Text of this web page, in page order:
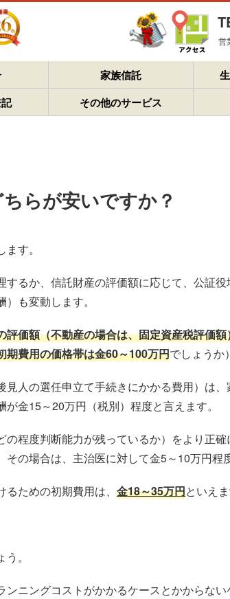
営
家族信託
その他のサービス
らが安いですか？
す。
するか、信託財産の評価額に応じて、公証
も変動します。
評価額（不動産の場合は、固定資産税評価額
期費用の価格帯は金60～100万円でしょうか
人の選任申立て手続きにかかる費用）は
金15～20万円（税別）程度と言えます。
程度判断能力が残っているか）をより正
その場合は、主治医に対して金5～10万円程
ための初期費用は、 金18～35万円といえま
。
ニングコストがかかるケースとかからない